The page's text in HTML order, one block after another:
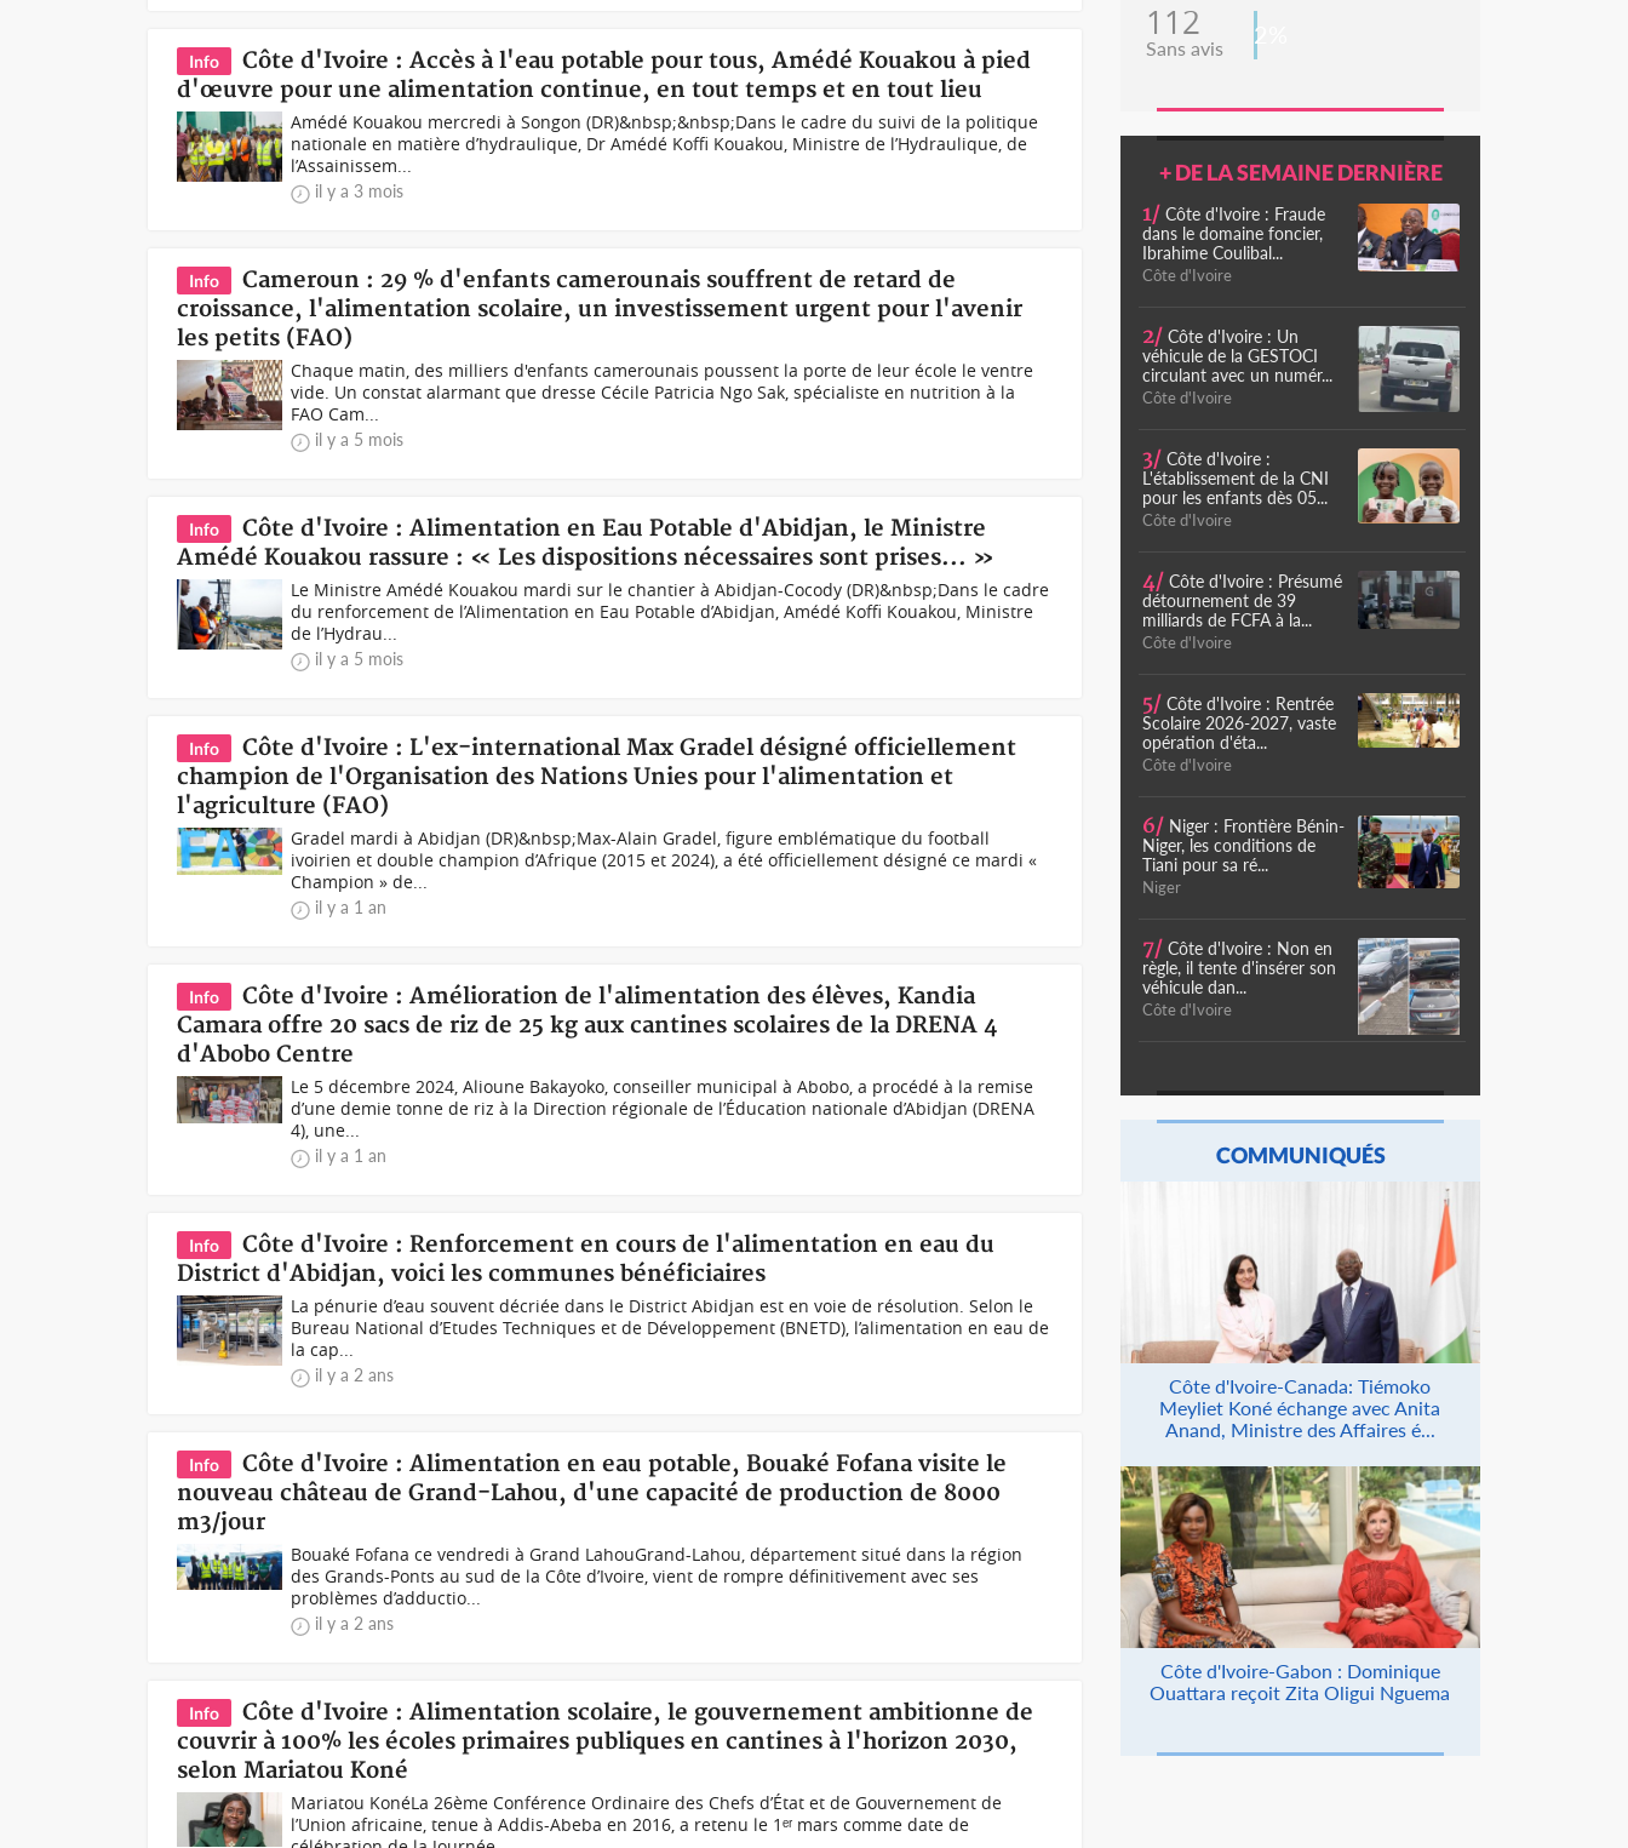
Info
Côte d'Ivoire : Accès à l'eau potable pour tous, Amédé Kouakou à pied
d'œuvre pour une alimentation continue, en tout temps et en tout lieu
Amédé Kouakou mercredi à Songon (DR)&nbsp;&nbsp;Dans le cadre du suivi de la politique
nationale en matière d’hydraulique, Dr Amédé Koffi Kouakou, Ministre de l’Hydraulique, de
l’Assainissem...
il y a 3 mois
Info
Cameroun : 29 % d'enfants camerounais souffrent de retard de
croissance, l'alimentation scolaire, un investissement urgent pour l'avenir
les petits (FAO)
Chaque matin, des milliers d'enfants camerounais poussent la porte de leur école le ventre
vide. Un constat alarmant que dresse Cécile Patricia Ngo Sak, spécialiste en nutrition à la
FAO Cam...
il y a 5 mois
Info
Côte d'Ivoire : Alimentation en Eau Potable d'Abidjan, le Ministre
Amédé Kouakou rassure : « Les dispositions nécessaires sont prises... »
Le Ministre Amédé Kouakou mardi sur le chantier à Abidjan-Cocody (DR)&nbsp;Dans le cadre
du renforcement de l’Alimentation en Eau Potable d’Abidjan, Amédé Koffi Kouakou, Ministre
de l’Hydrau...
il y a 5 mois
Info
Côte d'Ivoire : L'ex-international Max Gradel désigné officiellement
champion de l'Organisation des Nations Unies pour l'alimentation et
l'agriculture (FAO)
Gradel mardi à Abidjan (DR)&nbsp;Max-Alain Gradel, figure emblématique du football
ivoirien et double champion d’Afrique (2015 et 2024), a été officiellement désigné ce mardi «
Champion » de...
il y a 1 an
Info
Côte d'Ivoire : Amélioration de l'alimentation des élèves, Kandia
Camara offre 20 sacs de riz de 25 kg aux cantines scolaires de la DRENA 4
d'Abobo Centre
Le 5 décembre 2024, Alioune Bakayoko, conseiller municipal à Abobo, a procédé à la remise
d’une demie tonne de riz à la Direction régionale de l’Éducation nationale d’Abidjan (DRENA
4), une...
il y a 1 an
Info
Côte d'Ivoire : Renforcement en cours de l'alimentation en eau du
District d'Abidjan, voici les communes bénéficiaires
La pénurie d’eau souvent décriée dans le District Abidjan est en voie de résolution. Selon le
Bureau National d’Etudes Techniques et de Développement (BNETD), l’alimentation en eau de
la cap...
il y a 2 ans
Info
Côte d'Ivoire : Alimentation en eau potable, Bouaké Fofana visite le
nouveau château de Grand-Lahou, d'une capacité de production de 8000
m3/jour
Bouaké Fofana ce vendredi à Grand LahouGrand-Lahou, département situé dans la région
des Grands-Ponts au sud de la Côte d’Ivoire, vient de rompre définitivement avec ses
problèmes d’adductio...
il y a 2 ans
Info
Côte d'Ivoire : Alimentation scolaire, le gouvernement ambitionne de
couvrir à 100% les écoles primaires publiques en cantines à l'horizon 2030,
selon Mariatou Koné
Mariatou KonéLa 26ème Conférence Ordinaire des Chefs d’État et de Gouvernement de
l’Union africaine, tenue à Addis-Abeba en 2016, a retenu le 1ᵉʳ mars comme date de
112
Sans avis 2%
+ DE LA SEMAINE DERNIÈRE
1/ Côte d'Ivoire : Fraude
dans le domaine foncier,
Ibrahime Coulibal...
Côte d'Ivoire
2/ Côte d'Ivoire : Un
véhicule de la GESTOCI
circulant avec un numér...
Côte d'Ivoire
3/ Côte d'Ivoire :
L'établissement de la CNI
pour les enfants dès 05...
Côte d'Ivoire
4/ Côte d'Ivoire : Présumé
détournement de 39
milliards de FCFA à la...
Côte d'Ivoire
5/ Côte d'Ivoire : Rentrée
Scolaire 2026-2027, vaste
opération d'éta...
Côte d'Ivoire
6/ Niger : Frontière Bénin-
Niger, les conditions de
Tiani pour sa ré...
Niger
7/ Côte d'Ivoire : Non en
règle, il tente d'insérer son
véhicule dan...
Côte d'Ivoire
COMMUNIQUÉS
Côte d'Ivoire-Canada: Tiémoko
Meyliet Koné échange avec Anita
Anand, Ministre des Affaires é...
Côte d'Ivoire-Gabon : Dominique
Ouattara reçoit Zita Oligui Nguema